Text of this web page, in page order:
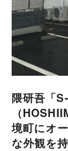
隈研吾「
（
境町にオ
な外観を